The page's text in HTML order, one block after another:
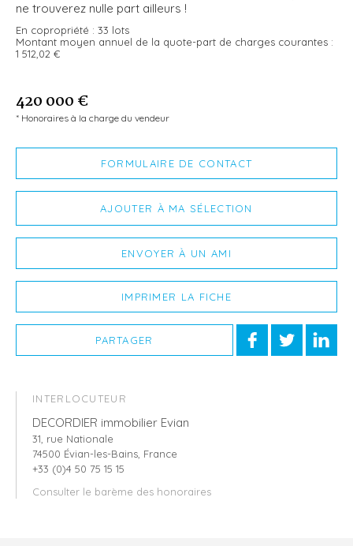
ne trouverez nulle part ailleurs !
En copropriété : 33 lots
Montant moyen annuel de la quote-part de charges courantes :
1 512,02 €
420 000 €
* Honoraires à la charge du vendeur
FORMULAIRE DE CONTACT
AJOUTER À MA SÉLECTION
ENVOYER À UN AMI
IMPRIMER LA FICHE
PARTAGER
INTERLOCUTEUR
DECORDIER immobilier Evian
31, rue Nationale
74500 Évian-les-Bains, France
+33 (0)4 50 75 15 15
Consulter le barème des honoraires